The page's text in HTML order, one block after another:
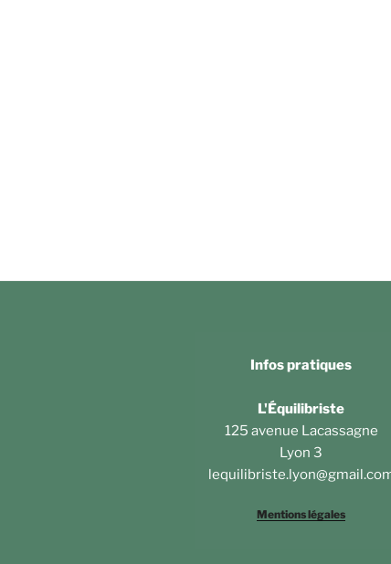
Infos pratiques
L'Équilibriste
125 avenue Lacassagne
Lyon 3
Mentions légales